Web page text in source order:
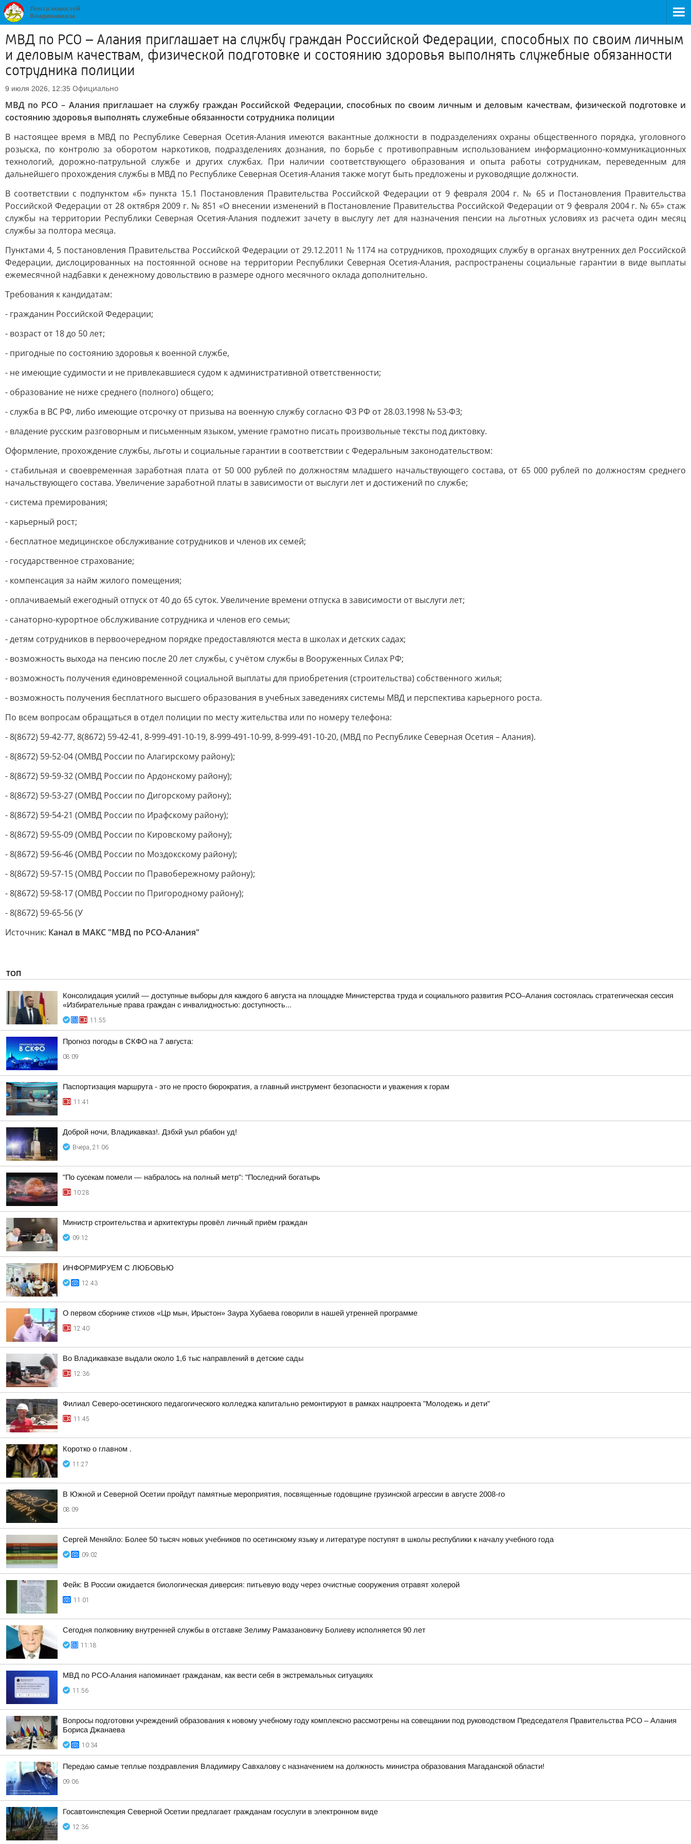
МВД по РСО – Алания приглашает на службу граждан Российской Федерации, способных по своим личным
и деловым качествам, физической подготовке и состоянию здоровья выполнять служебные обязанности
сотрудника полиции
9 июля 2026, 12:35 Официально
МВД по РСО – Алания приглашает на службу граждан Российской Федерации, способных по своим личным и деловым качествам, физической подготовке и
состоянию здоровья выполнять служебные обязанности сотрудника полиции
В настоящее время в МВД по Республике Северная Осетия-Алания имеются вакантные должности в подразделениях охраны общественного порядка, уголовного
розыска, по контролю за оборотом наркотиков, подразделениях дознания, по борьбе с противоправным использованием информационно-коммуникационных
технологий, дорожно-патрульной службе и других службах. При наличии соответствующего образования и опыта работы сотрудникам, переведенным для
дальнейшего прохождения службы в МВД по Республике Северная Осетия-Алания также могут быть предложены и руководящие должности.
В соответствии с подпунктом «б» пункта 15.1 Постановления Правительства Российской Федерации от 9 февраля 2004 г. № 65 и Постановления Правительства
Российской Федерации от 28 октября 2009 г. № 851 «О внесении изменений в Постановление Правительства Российской Федерации от 9 февраля 2004 г. № 65» стаж
службы на территории Республики Северная Осетия-Алания подлежит зачету в выслугу лет для назначения пенсии на льготных условиях из расчета один месяц
службы за полтора месяца.
Пунктами 4, 5 постановления Правительства Российской Федерации от 29.12.2011 № 1174 на сотрудников, проходящих службу в органах внутренних дел Российской
Федерации, дислоцированных на постоянной основе на территории Республики Северная Осетия-Алания, распространены социальные гарантии в виде выплаты
ежемесячной надбавки к денежному довольствию в размере одного месячного оклада дополнительно.
Требования к кандидатам:
- гражданин Российской Федерации;
- возраст от 18 до 50 лет;
- пригодные по состоянию здоровья к военной службе,
- не имеющие судимости и не привлекавшиеся судом к административной ответственности;
- образование не ниже среднего (полного) общего;
- служба в ВС РФ, либо имеющие отсрочку от призыва на военную службу согласно ФЗ РФ от 28.03.1998 № 53-ФЗ;
- владение русским разговорным и письменным языком, умение грамотно писать произвольные тексты под диктовку.
Оформление, прохождение службы, льготы и социальные гарантии в соответствии с Федеральным законодательством:
- стабильная и своевременная заработная плата от 50 000 рублей по должностям младшего начальствующего состава, от 65 000 рублей по должностям среднего
начальствующего состава. Увеличение заработной платы в зависимости от выслуги лет и достижений по службе;
- система премирования;
- карьерный рост;
- бесплатное медицинское обслуживание сотрудников и членов их семей;
- государственное страхование;
- компенсация за найм жилого помещения;
- оплачиваемый ежегодный отпуск от 40 до 65 суток. Увеличение времени отпуска в зависимости от выслуги лет;
- санаторно-курортное обслуживание сотрудника и членов его семьи;
- детям сотрудников в первоочередном порядке предоставляются места в школах и детских садах;
- возможность выхода на пенсию после 20 лет службы, с учётом службы в Вооруженных Силах РФ;
- возможность получения единовременной социальной выплаты для приобретения (строительства) собственного жилья;
- возможность получения бесплатного высшего образования в учебных заведениях системы МВД и перспектива карьерного роста.
По всем вопросам обращаться в отдел полиции по месту жительства или по номеру телефона:
- 8(8672) 59-42-77, 8(8672) 59-42-41, 8-999-491-10-19, 8-999-491-10-99, 8-999-491-10-20, (МВД по Республике Северная Осетия – Алания).
- 8(8672) 59-52-04 (ОМВД России по Алагирскому району);
- 8(8672) 59-59-32 (ОМВД России по Ардонскому району);
- 8(8672) 59-53-27 (ОМВД России по Дигорскому району);
- 8(8672) 59-54-21 (ОМВД России по Ирафскому району);
- 8(8672) 59-55-09 (ОМВД России по Кировскому району);
- 8(8672) 59-56-46 (ОМВД России по Моздокскому району);
- 8(8672) 59-57-15 (ОМВД России по Правобережному району);
- 8(8672) 59-58-17 (ОМВД России по Пригородному району);
- 8(8672) 59-65-56 (У
Источник: Канал в МАКС "МВД по РСО-Алания"
ТОП
Консолидация усилий — доступные выборы для каждого 6 августа на площадке Министерства труда и социального развития РСО–Алания состоялась стратегическая сессия
«Избирательные права граждан с инвалидностью: доступность...
11:55
Прогноз погоды в СКФО на 7 августа:
08:09
Паспортизация маршрута - это не просто бюрократия, а главный инструмент безопасности и уважения к горам
11:41
Доброй ночи, Владикавказ!. Дзбхй уыл рбабон уд!
Вчера, 21:06
"По сусекам помели — набралось на полный метр": "Последний богатырь
10:28
Министр строительства и архитектуры провёл личный приём граждан
09:12
ИНФОРМИРУЕМ С ЛЮБОВЬЮ
12:43
О первом сборнике стихов «Цр мын, Ирыстон» Заура Хубаева говорили в нашей утренней программе
12:40
Во Владикавказе выдали около 1,6 тыс направлений в детские сады
12:36
Филиал Северо-осетинского педагогического колледжа капитально ремонтируют в рамках нацпроекта "Молодежь и дети"
11:45
Коротко о главном .
11:27
В Южной и Северной Осетии пройдут памятные мероприятия, посвященные годовщине грузинской агрессии в августе 2008-го
08:09
Сергей Меняйло: Более 50 тысяч новых учебников по осетинскому языку и литературе поступят в школы республики к началу учебного года
09:02
Фейк: В России ожидается биологическая диверсия: питьевую воду через очистные сооружения отравят холерой
11:01
Сегодня полковнику внутренней службы в отставке Зелиму Рамазановичу Болиеву исполняется 90 лет
11:18
МВД по РСО-Алания напоминает гражданам, как вести себя в экстремальных ситуациях
11:56
Вопросы подготовки учреждений образования к новому учебному году комплексно рассмотрены на совещании под руководством Председателя Правительства РСО – Алания
Бориса Джанаева
10:34
Передаю самые теплые поздравления Владимиру Савхалову с назначением на должность министра образования Магаданской области!
09:06
Госавтоинспекция Северной Осетии предлагает гражданам госуслуги в электронном виде
12:36